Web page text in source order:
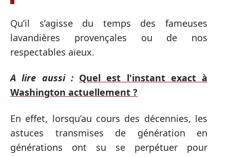
Qu’il s’agisse du temps des fameuses
lavandières provençales ou de nos
respectables aïeux.
A lire aussi : Quel est l'instant exact à
Washington actuellement ?
En effet, lorsqu’au cours des décennies, les
astuces transmises de génération en
générations ont su se perpétuer pour